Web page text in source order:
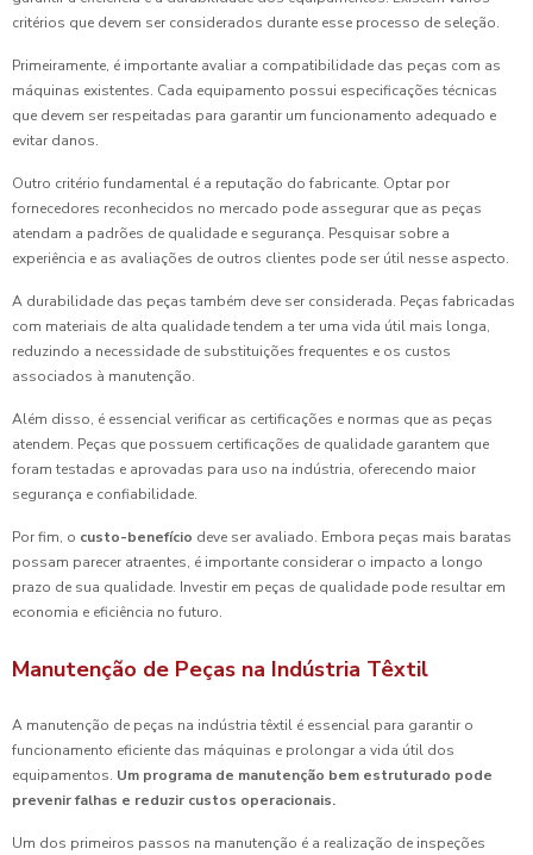
critérios que devem ser considerados durante esse processo de seleção.
Primeiramente, é importante avaliar a compatibilidade das peças com as
máquinas existentes. Cada equipamento possui especificações técnicas
que devem ser respeitadas para garantir um funcionamento adequado e
evitar danos.
Outro critério fundamental é a reputação do fabricante. Optar por
fornecedores reconhecidos no mercado pode assegurar que as peças
atendam a padrões de qualidade e segurança. Pesquisar sobre a
experiência e as avaliações de outros clientes pode ser útil nesse aspecto.
A durabilidade das peças também deve ser considerada. Peças fabricadas
com materiais de alta qualidade tendem a ter uma vida útil mais longa,
reduzindo a necessidade de substituições frequentes e os custos
associados à manutenção.
Além disso, é essencial verificar as certificações e normas que as peças
atendem. Peças que possuem certificações de qualidade garantem que
foram testadas e aprovadas para uso na indústria, oferecendo maior
segurança e confiabilidade.
Por fim, o custo-benefício deve ser avaliado. Embora peças mais baratas
possam parecer atraentes, é importante considerar o impacto a longo
prazo de sua qualidade. Investir em peças de qualidade pode resultar em
economia e eficiência no futuro.
Manutenção de Peças na Indústria Têxtil
A manutenção de peças na indústria têxtil é essencial para garantir o
funcionamento eficiente das máquinas e prolongar a vida útil dos
equipamentos. Um programa de manutenção bem estruturado pode
prevenir falhas e reduzir custos operacionais.
Um dos primeiros passos na manutenção é a realização de inspeções